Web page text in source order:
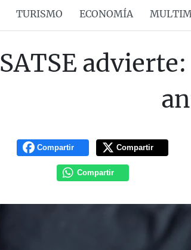
TURISMO ECONOMÍA
SATSE
Compartir Compartir
Compartir